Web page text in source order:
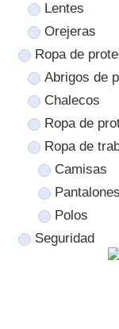
Lentes
Orejeras
Ropa de
Abrigos de
Chalecos
Ropa de
Ropa de
Camisas
Pantalones
Polos
Seguridad